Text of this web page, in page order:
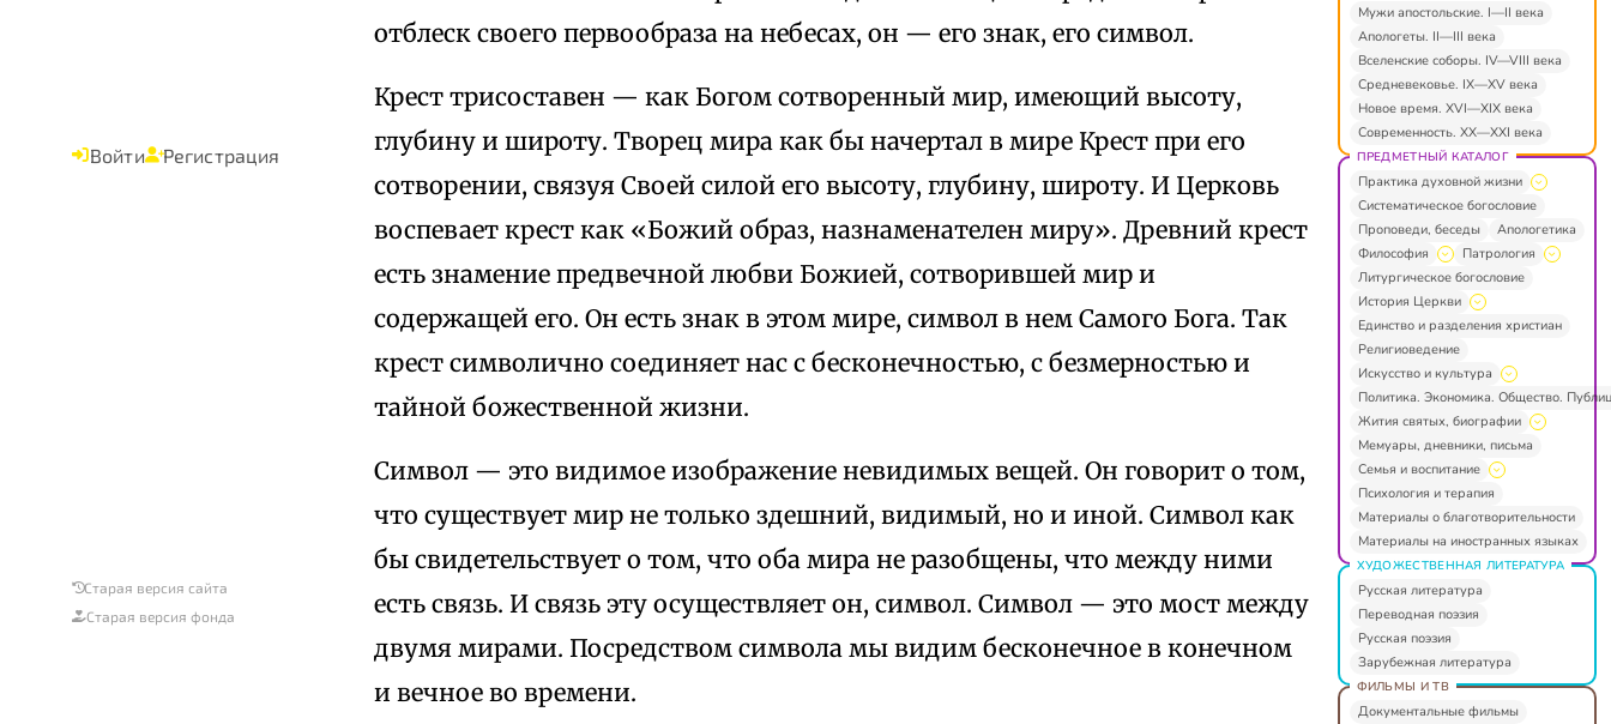
Войти Регистрация
Старая версия сайта
Старая версия фонда
отблеск своего первообраза на небесах, он — его знак, его символ.
Крест трисоставен — как Богом сотворенный мир, имеющий высоту,
глубину и широту. Творец мира как бы начертал в мире Крест при его
сотворении, связуя Своей силой его высоту, глубину, широту. И Церковь
воспевает крест как «Божий образ, назнаменателен миру». Древний крест
есть знамение предвечной любви Божией, сотворившей мир и
содержащей его. Он есть знак в этом мире, символ в нем Самого Бога. Так
крест символично соединяет нас с бесконечностью, с безмерностью и
тайной божественной жизни.
Символ — это видимое изображение невидимых вещей. Он говорит о том,
что существует мир не только здешний, видимый, но и иной. Символ как
бы свидетельствует о том, что оба мира не разобщены, что между ними
есть связь. И связь эту осуществляет он, символ. Символ — это мост между
двумя мирами. Посредством символа мы видим бесконечное в конечном
и вечное во времени.
Мужи апостольские. I—II века
Апологеты. II—III века
Вселенские соборы. IV—VIII века
Средневековье. IX—XV века
Новое время. XVI—XIX века
Современность. XX—XXI века
ПРЕДМЕТНЫЙ КАТАЛОГ
Практика духовной жизни
Систематическое богословие
Проповеди, беседы
Апологетика
Философия
Патрология
Литургическое богословие
История Церкви
Единство и разделения христиан
Религиоведение
Искусство и культура
Политика. Экономика. Общество.
Жития святых, биографии
Мемуары, дневники, письма
Семья и воспитание
Психология и терапия
Материалы о благотворительности
Материалы на иностранных языках
ХУДОЖЕСТВЕННАЯ ЛИТЕРАТУРА
Русская литература
Переводная поэзия
Русская поэзия
Зарубежная литература
ФИЛЬМЫ И ТВ
Документальные фильмы